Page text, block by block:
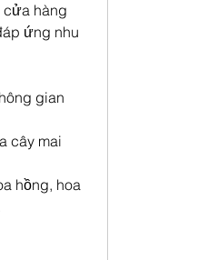
cửa hàng
ứng nhu
gian
cây mai
hồng, hoa